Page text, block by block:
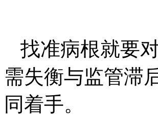
找准病根就要
需失衡与监管滞
同着手。